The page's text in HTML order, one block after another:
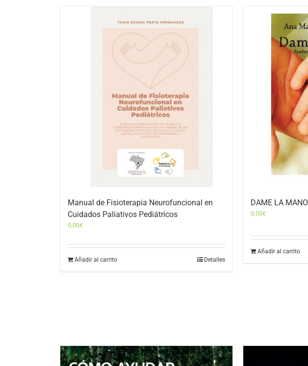
Manual de Fisioterapia Neurofuncional en
Cuidados Paliativos Pediátricos
0,00€
Añadir al carrito Detalles
DAME LA MANO
0,00€
Añadir al carrito